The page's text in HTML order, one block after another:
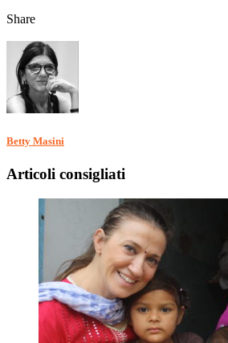
Share
Betty Masini
Articoli consigliati